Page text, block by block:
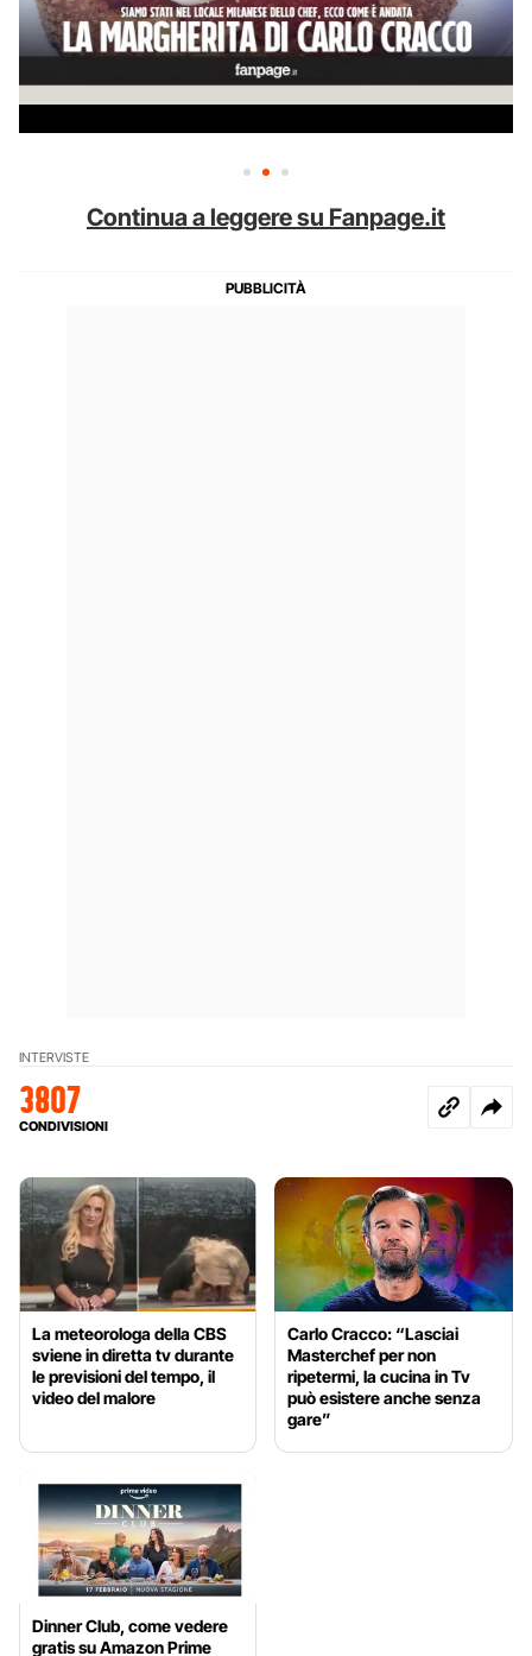
Continua a leggere su Fanpage.it
INTERVISTE
3807
CONDIVISIONI
La meteorologa della CBS
sviene in diretta tv durante
le previsioni del tempo, il
video del malore
Carlo Cracco: “Lasciai
Masterchef per non
ripetermi, la cucina in Tv
può esistere anche senza
gare”
Dinner Club, come vedere
gratis su Amazon Prime